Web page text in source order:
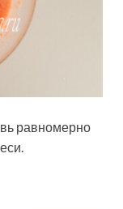
равномерно